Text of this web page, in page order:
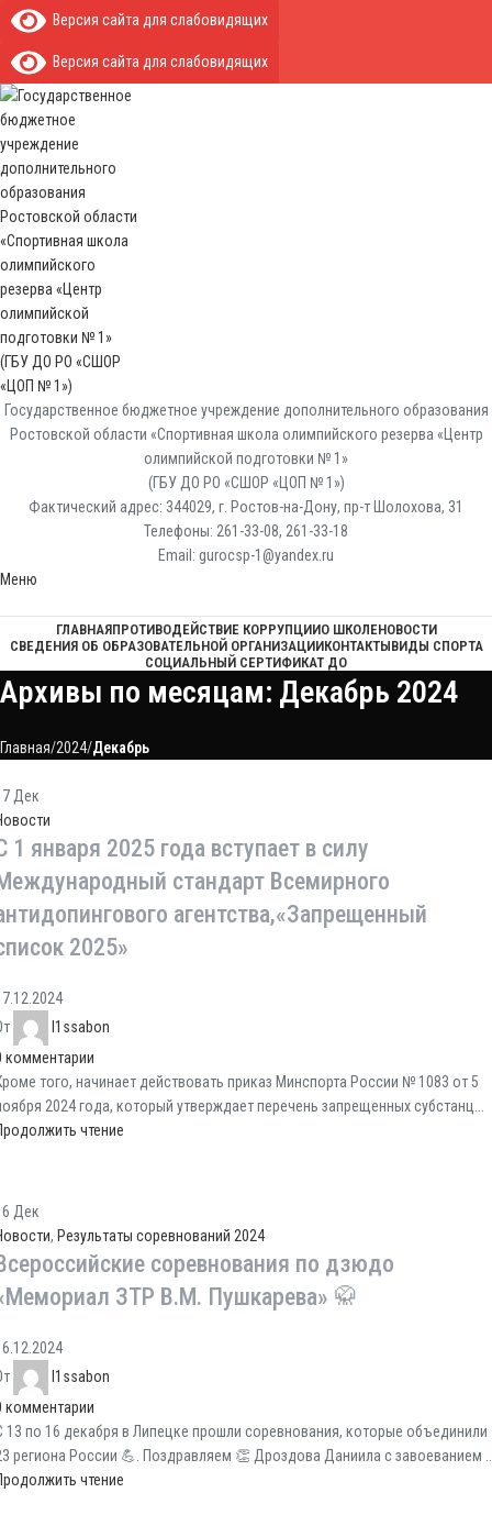
Версия сайта для слабовидящих
Версия сайта для слабовидящих
Государственное бюджетное учреждение дополнительного образования
Ростовской области «Спортивная школа олимпийского резерва «Центр
олимпийской подготовки № 1»
(ГБУ ДО РО «СШОР «ЦОП № 1»)
Фактический адрес: 344029, г. Ростов-на-Дону, пр-т Шолохова, 31
Телефоны: 261-33-08, 261-33-18
Email: gurocsp-1@yandex.ru
Меню
ГЛАВНАЯПРОТИВОДЕЙСТВИЕ КОРРУПЦИИО ШКОЛЕНОВОСТИ
СВЕДЕНИЯ ОБ ОБРАЗОВАТЕЛЬНОЙ ОРГАНИЗАЦИИКОНТАКТЫВИДЫ СПОРТА
СОЦИАЛЬНЫЙ СЕРТИФИКАТ ДО
Архивы по месяцам: Декабрь 2024
Главная 2024 Декабрь
Дек
1 января 2025 года вступает в силу
стандарт Всемирного
агентства,«Запрещенный
2025»
l1ssabon
комментарии
того, начинает действовать приказ Минспорта России № 1083 от 5
2024 года, который утверждает перечень запрещенных субстанц...
чтение
Дек
, Результаты соревнований 2024
соревнования по дзюдо
ЗТР В.М. Пушкарева» 🥋
l1ssabon
комментарии
13 по 16 декабря в Липецке прошли соревнования, которые объединили
региона России 💪. Поздравляем 👏 Дроздова Даниила с завоеванием
чтение